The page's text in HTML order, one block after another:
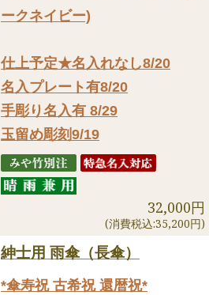
ークネイビー)
仕上予定★名入れなし8/20
名入プレート有8/20
手彫り名入有 8/29
玉留め彫刻9/19
32,000円
(消費税込:35,200円)
紳士用 雨傘（長傘）
*傘寿祝 古希祝 還暦祝*